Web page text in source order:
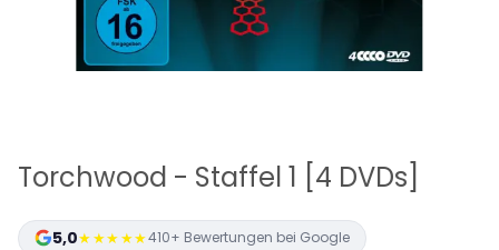
Torchwood - Staffel 1 [4 DVDs]
5,0★★★★★410+ Bewertungen bei Google